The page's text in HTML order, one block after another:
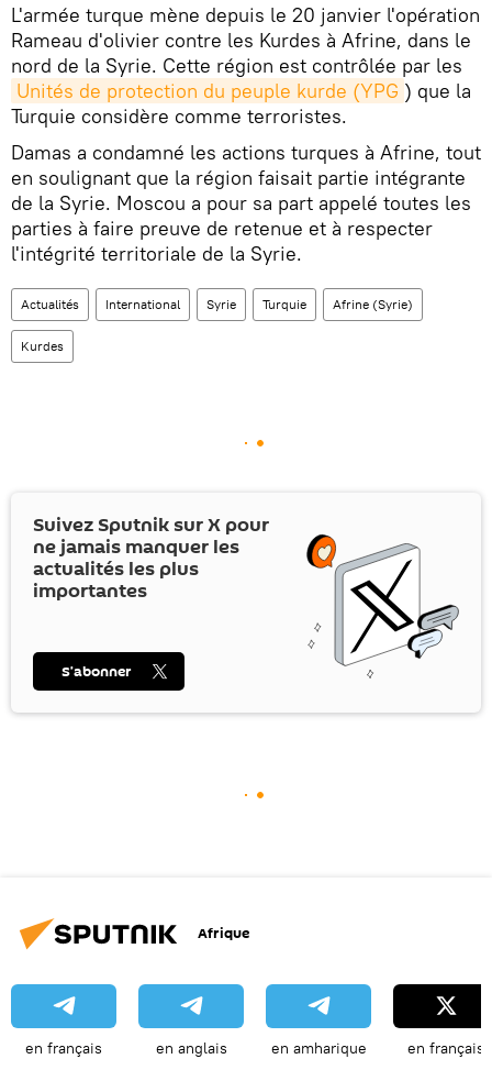
L'armée turque mène depuis le 20 janvier l'opération
Rameau d'olivier contre les Kurdes à Afrine, dans le
nord de la Syrie. Cette région est contrôlée par les
Unités de protection du peuple kurde (YPG ) que la
Turquie considère comme terroristes.
Damas a condamné les actions turques à Afrine, tout
en soulignant que la région faisait partie intégrante
de la Syrie. Moscou a pour sa part appelé toutes les
parties à faire preuve de retenue et à respecter
l'intégrité territoriale de la Syrie.
Actualités International Syrie Turquie Afrine (Syrie)
Kurdes
Suivez Sputnik surX pour
ne jamais manquer les
actualités les plus
importantes
S’abonner
Afrique
en français en anglais en amharique en français